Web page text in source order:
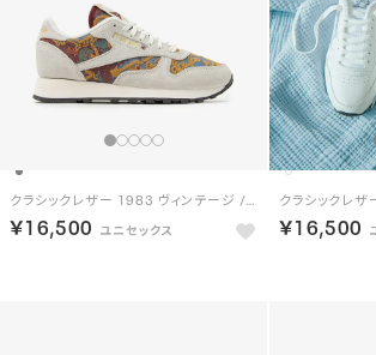
クラシックレザー 1983 ヴィンテージ / CLASSIC LEATHER 1983 VINTAGE （グレー）
￥16,500 ￥16,500